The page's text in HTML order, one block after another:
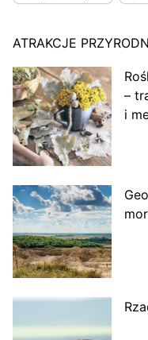
ATRAKCJE
–
i